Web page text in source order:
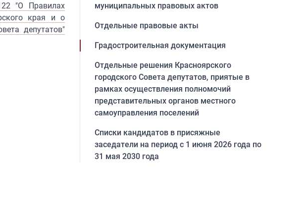
"О Правилах
края и о
депутатов"
муниципальных правовых актов
Отдельные правовые акты
Градостроительная документация
Отдельные решения Красноярского
городского Совета депутатов, приятые в
рамках осуществления полномочий
представительных органов местного
самоуправления поселений
Списки кандидатов в присяжные
заседатели на период с 1 июня 2026 года по
31 мая 2030 года